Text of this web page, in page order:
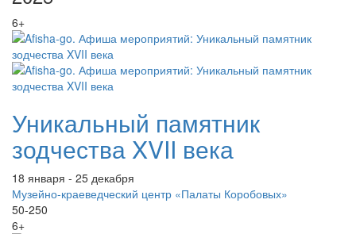
6+
Уникальный памятник
зодчества XVII века
18 января - 25 декабря
Музейно-краеведческий центр «Палаты Коробовых»
50-250
6+